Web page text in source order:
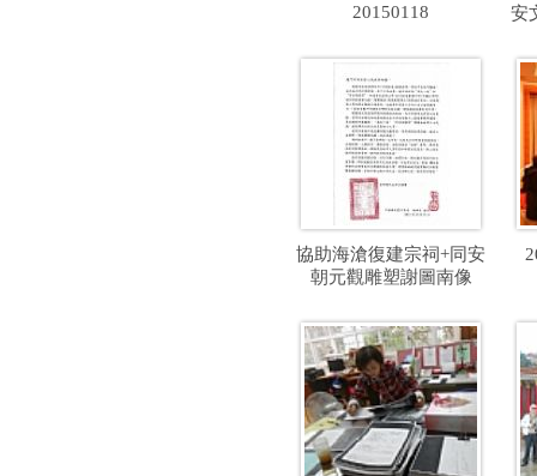
20150118 安
協助海滄復建宗祠+同安
朝元觀雕塑謝圖南像